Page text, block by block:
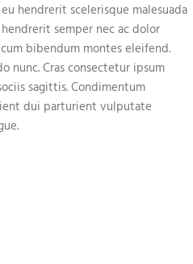
hendrerit scelerisque malesuada
semper nec ac dolor
bibendum montes eleifend.
nunc. Cras consectetur ipsum
sagittis. Condimentum
dui parturient vulputate